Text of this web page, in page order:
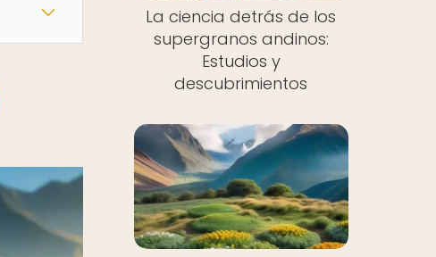
La ciencia detrás de los
supergranos andinos:
Estudios y
descubrimientos